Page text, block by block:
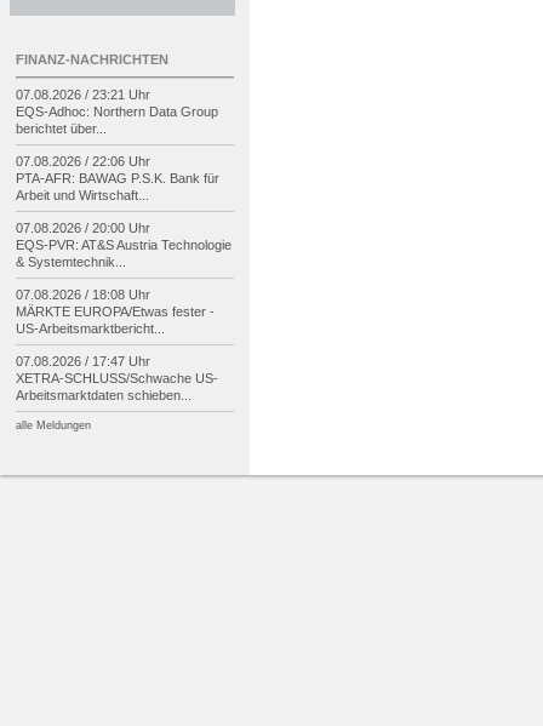
FINANZ-NACHRICHTEN
07.08.2026 / 23:21 Uhr
EQS-Adhoc: Northern Data Group
berichtet über...
07.08.2026 / 22:06 Uhr
PTA-AFR: BAWAG P.S.K. Bank für
Arbeit und Wirtschaft...
07.08.2026 / 20:00 Uhr
EQS-PVR: AT&S Austria Technologie
& Systemtechnik...
07.08.2026 / 18:08 Uhr
MÄRKTE EUROPA/Etwas fester -
US-Arbeitsmarktbericht...
07.08.2026 / 17:47 Uhr
XETRA-SCHLUSS/Schwache US-
Arbeitsmarktdaten schieben...
alle Meldungen